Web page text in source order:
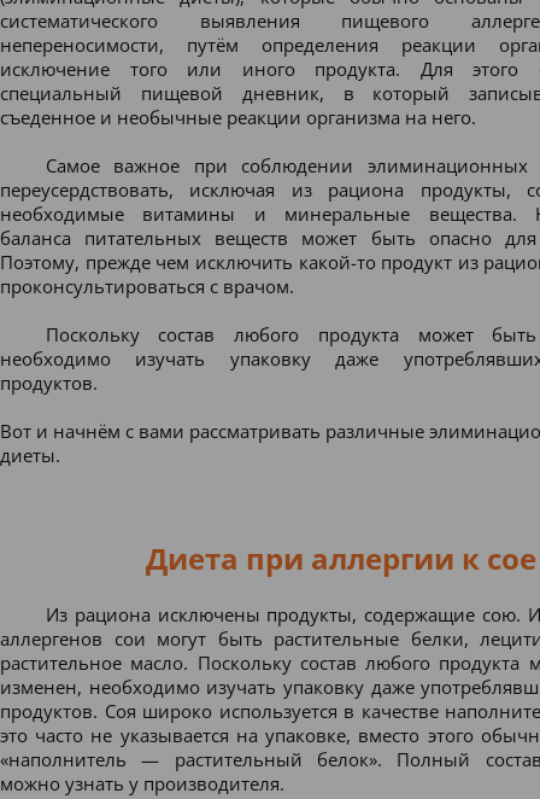
систематического выявления пищевого
непереносимости, путём определения реакции
исключение того или иного продукта. Для этого
специальный пищевой дневник, в который
съеденное и необычные реакции организма на него.
Самое важное при соблюдении
переусердствовать, исключая из рациона продукты,
необходимые витамины и минеральные вещества.
баланса питательных веществ может быть опасно для
Поэтому, прежде чем исключить какой-то продукт из
проконсультироваться с врачом.
Поскольку состав любого продукта может
необходимо изучать упаковку даже
продуктов.
Вот и начнём с вами рассматривать различные
диеты.
Диета при аллергии к сое
Из рациона исключены продукты, содержащие сою.
аллергенов сои могут быть растительные белки,
растительное масло. Поскольку состав любого продукта
изменен, необходимо изучать упаковку даже
продуктов. Соя широко используется в качестве
это часто не указывается на упаковке, вместо этого
«наполнитель — растительный белок». Полный
можно узнать у производителя.